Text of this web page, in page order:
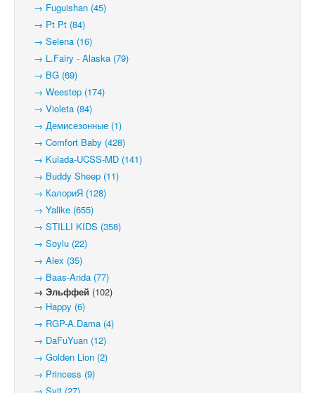
→ Fuguishan (45)
→ Pt Pt (84)
→ Selena (16)
→ L.Fairy - Alaska (79)
→ BG (69)
→ Weestep (174)
→ Violeta (84)
→ Демисезонные (1)
→ Comfort Baby (428)
→ Kulada-UCSS-MD (141)
→ Buddy Sheep (11)
→ КалориЯ (128)
→ Yalike (655)
→ STILLI KIDS (358)
→ Soylu (22)
→ Alex (35)
→ Baas-Anda (77)
→ Эльффей (102)
→ Happy (6)
→ RGP-A.Dama (4)
→ DaFuYuan (12)
→ Golden Lion (2)
→ Princess (9)